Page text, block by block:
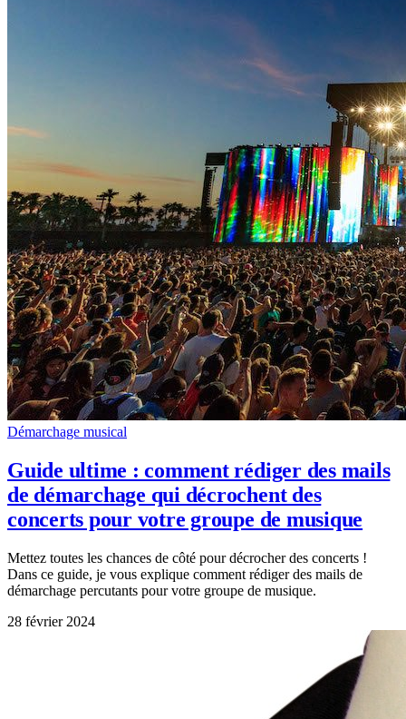
Démarchage musical
Guide ultime : comment rédiger des mails
de démarchage qui décrochent des
concerts pour votre groupe de musique
Mettez toutes les chances de côté pour décrocher des concerts !
Dans ce guide, je vous explique comment rédiger des mails de
démarchage percutants pour votre groupe de musique.
28 février 2024